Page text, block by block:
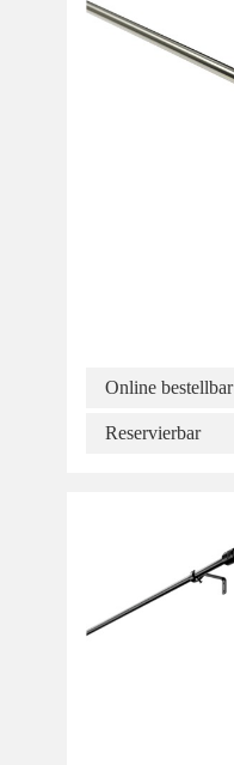
Online bestellbar
Reservierbar